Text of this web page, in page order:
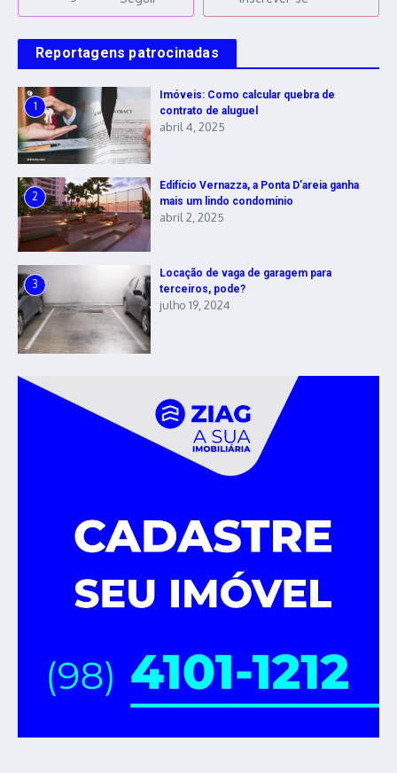
Reportagens patrocinadas
1
Imóveis: Como calcular quebra de
contrato de aluguel
abril 4, 2025
2
Edifício Vernazza, a Ponta D’areia ganha
mais um lindo condomínio
abril 2, 2025
3
Locação de vaga de garagem para
terceiros, pode?
julho 19, 2024